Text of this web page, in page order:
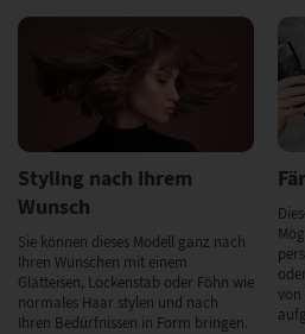
Styling nach Ihrem
Wunsch
Sie können dieses Modell ganz nach
Ihren Wünschen mit einem
Glätteisen, Lockenstab oder Föhn wie
normales Haar stylen und nach
Ihren Bedürfnissen in Form bringen.
von